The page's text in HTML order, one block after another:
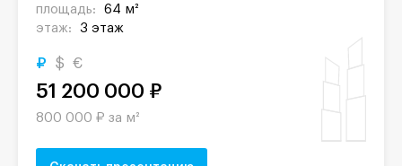
площадь:
64 м²
этаж:
3 этаж
₽ $ €
51 200 000 ₽
800 000 ₽ за м²